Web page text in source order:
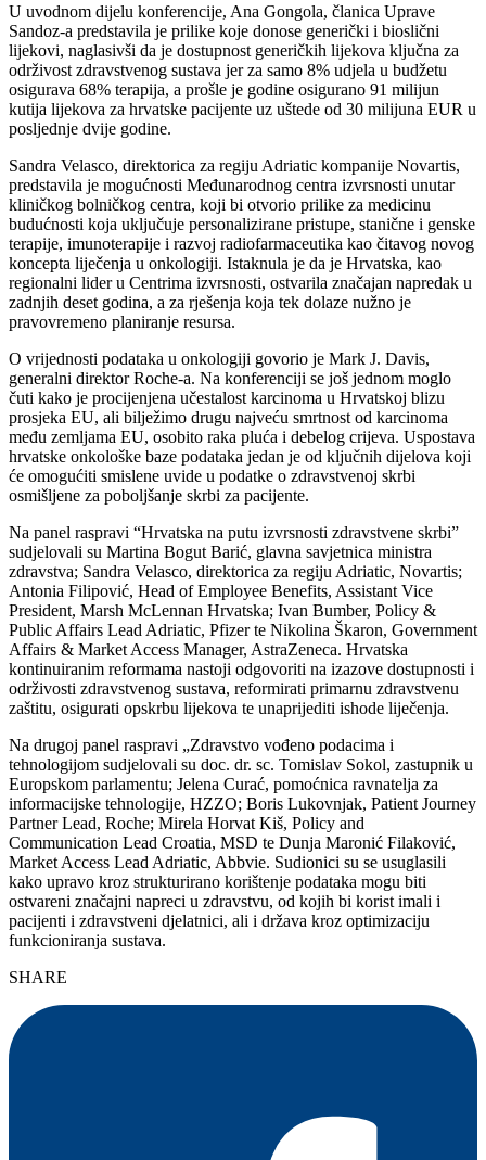
U uvodnom dijelu konferencije, Ana Gongola, članica Uprave
Sandoz-a predstavila je prilike koje donose generički i bioslični
lijekovi, naglasivši da je dostupnost generičkih lijekova ključna za
održivost zdravstvenog sustava jer za samo 8% udjela u budžetu
osigurava 68% terapija, a prošle je godine osigurano 91 milijun
kutija lijekova za hrvatske pacijente uz uštede od 30 milijuna EUR u
posljednje dvije godine.
Sandra Velasco, direktorica za regiju Adriatic kompanije Novartis,
predstavila je mogućnosti Međunarodnog centra izvrsnosti unutar
kliničkog bolničkog centra, koji bi otvorio prilike za medicinu
budućnosti koja uključuje personalizirane pristupe, stanične i genske
terapije, imunoterapije i razvoj radiofarmaceutika kao čitavog novog
koncepta liječenja u onkologiji. Istaknula je da je Hrvatska, kao
regionalni lider u Centrima izvrsnosti, ostvarila značajan napredak u
zadnjih deset godina, a za rješenja koja tek dolaze nužno je
pravovremeno planiranje resursa.
O vrijednosti podataka u onkologiji govorio je Mark J. Davis,
generalni direktor Roche-a. Na konferenciji se još jednom moglo
čuti kako je procijenjena učestalost karcinoma u Hrvatskoj blizu
prosjeka EU, ali bilježimo drugu najveću smrtnost od karcinoma
među zemljama EU, osobito raka pluća i debelog crijeva. Uspostava
hrvatske onkološke baze podataka jedan je od ključnih dijelova koji
će omogućiti smislene uvide u podatke o zdravstvenoj skrbi
osmišljene za poboljšanje skrbi za pacijente.
Na panel raspravi “Hrvatska na putu izvrsnosti zdravstvene skrbi”
sudjelovali su Martina Bogut Barić, glavna savjetnica ministra
zdravstva; Sandra Velasco, direktorica za regiju Adriatic, Novartis;
Antonia Filipović, Head of Employee Benefits, Assistant Vice
President, Marsh McLennan Hrvatska; Ivan Bumber, Policy &
Public Affairs Lead Adriatic, Pfizer te Nikolina Škaron, Government
Affairs & Market Access Manager, AstraZeneca. Hrvatska
kontinuiranim reformama nastoji odgovoriti na izazove dostupnosti i
održivosti zdravstvenog sustava, reformirati primarnu zdravstvenu
zaštitu, osigurati opskrbu lijekova te unaprijediti ishode liječenja.
Na drugoj panel raspravi „Zdravstvo vođeno podacima i
tehnologijom sudjelovali su doc. dr. sc. Tomislav Sokol, zastupnik u
Europskom parlamentu; Jelena Curać, pomoćnica ravnatelja za
informacijske tehnologije, HZZO; Boris Lukovnjak, Patient Journey
Partner Lead, Roche; Mirela Horvat Kiš, Policy and
Communication Lead Croatia, MSD te Dunja Maronić Filaković,
Market Access Lead Adriatic, Abbvie. Sudionici su se usuglasili
kako upravo kroz strukturirano korištenje podataka mogu biti
ostvareni značajni napreci u zdravstvu, od kojih bi korist imali i
pacijenti i zdravstveni djelatnici, ali i država kroz optimizaciju
funkcioniranja sustava.
SHARE